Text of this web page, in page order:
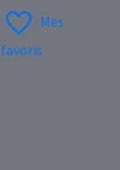
Mes
favoris